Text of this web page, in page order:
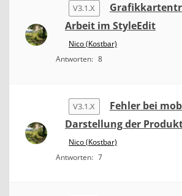
V3.1.X
Arbeit im StyleEdit
Nico (Kostbar)
Antworten: 8
V3.1.X
Fehler bei
Darstellung der
Nico (Kostbar)
Antworten: 7